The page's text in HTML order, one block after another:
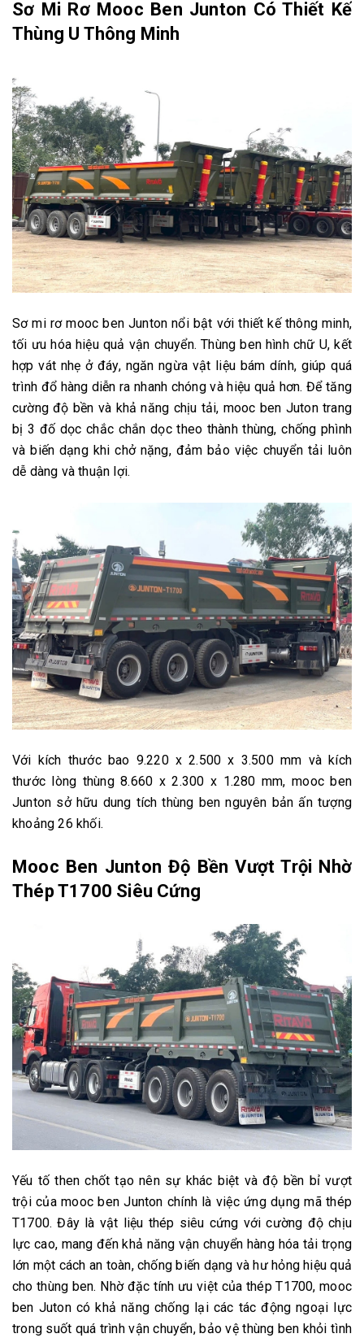
Sơ Mi Rơ Mooc Ben Junton Có Thiết Kế
Thùng U Thông Minh
Sơ mi rơ mooc ben Junton nổi bật với thiết kế thông minh,
tối ưu hóa hiệu quả vận chuyển. Thùng ben hình chữ U, kết
hợp vát nhẹ ở đáy, ngăn ngừa vật liệu bám dính, giúp quá
trình đổ hàng diễn ra nhanh chóng và hiệu quả hơn. Để tăng
cường độ bền và khả năng chịu tải, mooc ben Juton trang
bị 3 đố dọc chắc chắn dọc theo thành thùng, chống phình
và biến dạng khi chở nặng, đảm bảo việc chuyển tải luôn
dễ dàng và thuận lợi.
Với kích thước bao 9.220 x 2.500 x 3.500 mm và kích
thước lòng thùng 8.660 x 2.300 x 1.280 mm, mooc ben
Junton sở hữu dung tích thùng ben nguyên bản ấn tượng
khoảng 26 khối.
Mooc Ben Junton Độ Bền Vượt Trội Nhờ
Thép T1700 Siêu Cứng
Yếu tố then chốt tạo nên sự khác biệt và độ bền bỉ vượt
trội của mooc ben Junton chính là việc ứng dụng mã thép
T1700. Đây là vật liệu thép siêu cứng với cường độ chịu
lực cao, mang đến khả năng vận chuyển hàng hóa tải trọng
lớn một cách an toàn, chống biến dạng và hư hỏng hiệu quả
cho thùng ben. Nhờ đặc tính ưu việt của thép T1700, mooc
ben Juton có khả năng chống lại các tác động ngoại lực
trong suốt quá trình vận chuyển, bảo vệ thùng ben khỏi tình